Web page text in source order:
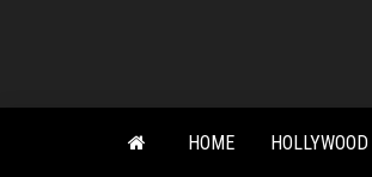
content
HOME